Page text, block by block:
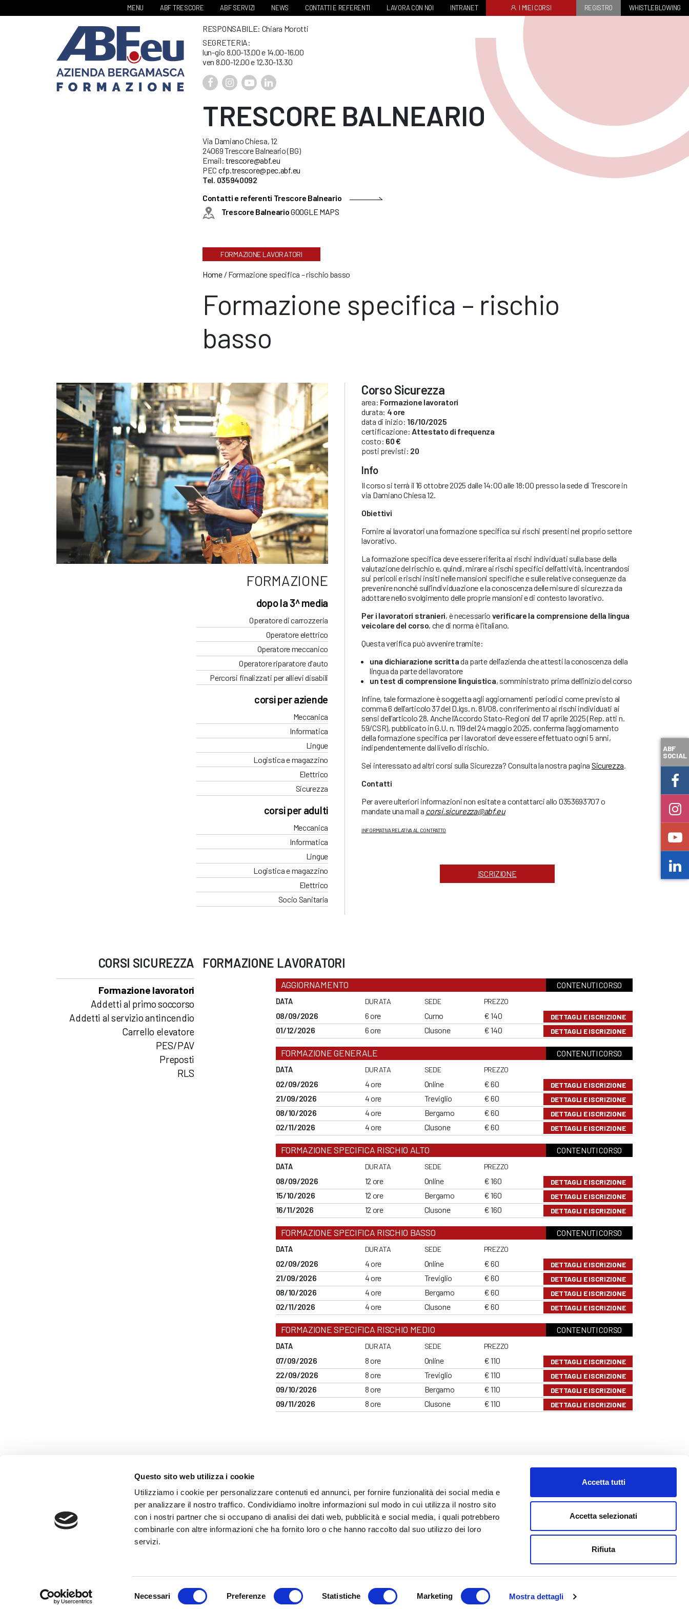
Questo sito web utilizza i cookie
Utilizziamo i cookie per personalizzare contenuti ed annunci, per fornire funzionalità dei social media e
per analizzare il nostro traffico. Condividiamo inoltre informazioni sul modo in cui utilizza il nostro sito
con i nostri partner che si occupano di analisi dei dati web, pubblicità e social media, i quali potrebbero
combinarle con altre informazioni che ha fornito loro o che hanno raccolto dal suo utilizzo dei loro
servizi.
Necessari Preferenze Statistiche Marketing Mostra dettagli
Accetta tutti
Accetta selezionati
Rifiuta
MENU ABF TRESCORE ABF SERVIZI NEWS CONTATTI E REFERENTI LAVORA CON NOI INTRANET I MIEI CORSI REGISTRO WHISTLEBLOWING
RESPONSABILE: Chiara Morotti
SEGRETERIA:
lun-gio 8.00-13.00 e 14.00-16.00
ven 8.00-12.00 e 12.30-13.30
TRESCORE BALNEARIO
Via Damiano Chiesa, 12
24069 Trescore Balneario (BG)
Email: trescore@abf.eu
PEC cfp.trescore@pec.abf.eu
Tel. 035940092
Contatti e referenti Trescore Balneario
Trescore BalnearioGOOGLE MAPS
FORMAZIONE LAVORATORI
Home/ Formazione specifica – rischio basso
Formazione specifica – rischio
basso
FORMAZIONE
dopo la 3^ media
Operatore di carrozzeria
Operatore elettrico
Operatore meccanico
Operatore riparatore d'auto
Percorsi finalizzati per allievi disabili
corsi per aziende
Meccanica
Informatica
Lingue
Logistica e magazzino
Elettrico
Sicurezza
corsi per adulti
Meccanica
Informatica
Lingue
Logistica e magazzino
Elettrico
Socio Sanitaria
Corso Sicurezza
area: Formazione lavoratori
durata: 4 ore
data di inizio: 16/10/2025
certificazione: Attestato di frequenza
costo: 60 €
posti previsti: 20
Info
Il corso si terrà il 16 ottobre 2025 dalle 14:00 alle 18:00 presso la sede di Trescore in
via Damiano Chiesa 12.
Obiettivi
Fornire ai lavoratori una formazione specifica sui rischi presenti nel proprio settore
lavorativo.
La formazione specifica deve essere riferita ai rischi individuati sulla base della
valutazione del rischio e, quindi, mirare ai rischi specifici dell’attività, incentrandosi
sui pericoli e rischi insiti nelle mansioni specifiche e sulle relative conseguenze da
prevenire nonché sull’individuazione e la conoscenza delle misure di sicurezza da
adottare nello svolgimento delle proprie mansioni e di contesto lavorativo.
Per i lavoratori stranieri, è necessario verificare la comprensione della lingua
veicolare del corso, che di norma è l’italiano.
Questa verifica può avvenire tramite:
una dichiarazione scrittada parte dell’azienda che attesti la conoscenza della
lingua da parte del lavoratore
un test di comprensione linguistica, somministrato prima dell’inizio del corso
Infine, tale formazione è soggetta agli aggiornamenti periodici come previsto al
comma 6 dell’articolo 37 del D.lgs. n. 81/08, con riferimento ai rischi individuati ai
sensi dell’articolo 28. Anche l’Accordo Stato-Regioni del 17 aprile 2025 (Rep. atti n.
59/CSR), pubblicato in G.U. n. 119 del 24 maggio 2025, conferma l’aggiornamento
della formazione specifica per i lavoratori deve essere effettuato ogni 5 anni,
indipendentemente dal livello di rischio.
Sei interessato ad altri corsi sulla Sicurezza? Consulta la nostra pagina Sicurezza
Contatti
Per avere ulteriori informazioni non esitate a contattarci allo 0353693707 o
mandate una mail a corsi.sicurezza@abf.eu
INFORMATIVA RELATIVA AL CONTRATTO
ISCRIZIONE
CORSI SICUREZZA
Addetti al primo soccorso
Addetti al servizio antincendio
Carrello elevatore
Formazione lavoratori
PES/PAV
Preposti
RLS
FORMAZIONE LAVORATORI
AGGIORNAMENTO CONTENUTI CORSO
DATA DURATA SEDE PREZZO
08/09/2026 6 ore Curno € 140 DETTAGLI E ISCRIZIONE
01/12/2026 6 ore Clusone € 140 DETTAGLI E ISCRIZIONE
FORMAZIONE GENERALE CONTENUTI CORSO
DATA DURATA SEDE PREZZO
02/09/2026 4 ore Online € 60 DETTAGLI E ISCRIZIONE
21/09/2026 4 ore Treviglio € 60 DETTAGLI E ISCRIZIONE
08/10/2026 4 ore Bergamo € 60 DETTAGLI E ISCRIZIONE
02/11/2026 4 ore Clusone € 60 DETTAGLI E ISCRIZIONE
FORMAZIONE SPECIFICA RISCHIO ALTO CONTENUTI CORSO
DATA DURATA SEDE PREZZO
08/09/2026 12 ore Online € 160 DETTAGLI E ISCRIZIONE
15/10/2026 12 ore Bergamo € 160 DETTAGLI E ISCRIZIONE
16/11/2026 12 ore Clusone € 160 DETTAGLI E ISCRIZIONE
FORMAZIONE SPECIFICA RISCHIO BASSO CONTENUTI CORSO
DATA DURATA SEDE PREZZO
02/09/2026 4 ore Online € 60 DETTAGLI E ISCRIZIONE
21/09/2026 4 ore Treviglio € 60 DETTAGLI E ISCRIZIONE
08/10/2026 4 ore Bergamo € 60 DETTAGLI E ISCRIZIONE
02/11/2026 4 ore Clusone € 60 DETTAGLI E ISCRIZIONE
FORMAZIONE SPECIFICA RISCHIO MEDIO CONTENUTI CORSO
DATA DURATA SEDE PREZZO
07/09/2026 8 ore Online € 110 DETTAGLI E ISCRIZIONE
22/09/2026 8 ore Treviglio € 110 DETTAGLI E ISCRIZIONE
09/10/2026 8 ore Bergamo € 110 DETTAGLI E ISCRIZIONE
09/11/2026 8 ore Clusone € 110 DETTAGLI E ISCRIZIONE
WHISTLEBLOWING
ABF Azienda Bergamasca Formazione
C.F. e P. IVA 03240540165 - Tel. (035) 3693711 - via Monte Gleno, 2 - I - 24125 Bergamo (BG) - Email: info@abf.eu
ABF
SOCIAL